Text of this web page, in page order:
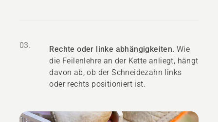
03. Rechte oder linke abhängigkeiten. Wie
die Feilenlehre an der Kette anliegt, hängt
davon ab, ob der Schneidezahn links
oder rechts positioniert ist.